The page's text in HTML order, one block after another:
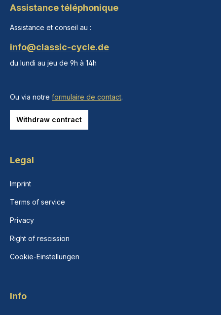
Assistance téléphonique
Assistance et conseil au :
info@classic-cycle.de
du lundi au jeu de 9h à 14h
Ou via notre formulaire de contact.
Withdraw contract
Legal
Imprint
Terms of service
Privacy
Right of rescission
Cookie-Einstellungen
Info